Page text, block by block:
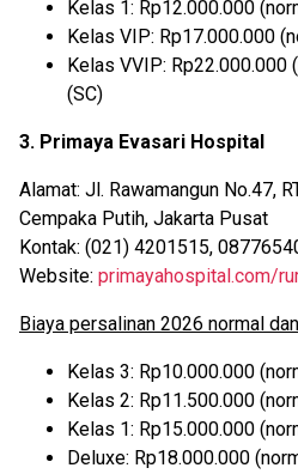
Kelas 1: Rp12.000.000
Kelas VIP: Rp17.000.000
Kelas VVIP: Rp22.000.000
(SC)
3. Primaya Evasari Hospital
Alamat: Jl. Rawamangun No.47,
Cempaka Putih, Jakarta Pusat
Kontak: (021) 4201515,
Website: primayahospital.com/
Biaya persalinan 2026 normal
Kelas 3: Rp10.000.000
Kelas 2: Rp11.500.000
Kelas 1: Rp15.000.000
Deluxe: Rp18.000.000